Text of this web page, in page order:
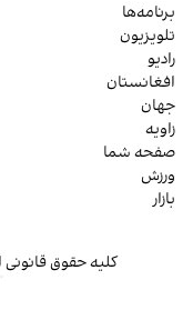
برنامه‌ها
تلویزیون
رادیو
افغانستان
جهان
زاویه
صفحه شما
ورزش
بازار
کلیه حقوق